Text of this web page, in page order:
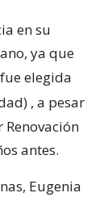
en su
ya que
fue elegida
, a pesar
antes.
Eugenia